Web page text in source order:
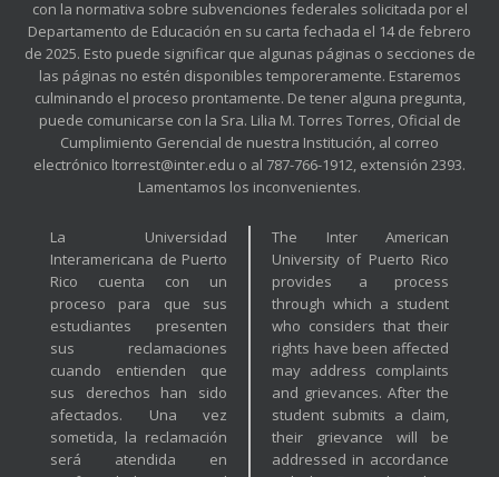
con la normativa sobre subvenciones federales solicitada por el
Departamento de Educación en su carta fechada el 14 de febrero
de 2025. Esto puede significar que algunas páginas o secciones de
las páginas no estén disponibles temporeramente. Estaremos
culminando el proceso prontamente. De tener alguna pregunta,
puede comunicarse con la Sra. Lilia M. Torres Torres, Oficial de
Cumplimiento Gerencial de nuestra Institución, al correo
electrónico ltorrest@inter.edu o al 787-766-1912, extensión 2393.
Lamentamos los inconvenientes.
La Universidad
Interamericana de Puerto
Rico cuenta con un
proceso para que sus
estudiantes presenten
sus reclamaciones
cuando entienden que
sus derechos han sido
afectados. Una vez
sometida, la reclamación
será atendida en
The Inter American
University of Puerto Rico
provides a process
through which a student
who considers that their
rights have been affected
may address complaints
and grievances. After the
student submits a claim,
their grievance will be
addressed in accordance